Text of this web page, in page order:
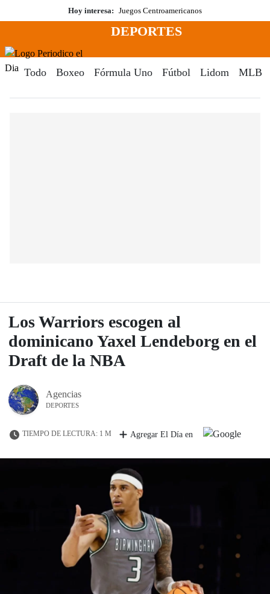
al
Hoy interesa: Juegos Centroamericanos
Menú
DEPORTES
Todo Boxeo Fórmula Uno Fútbol Lidom MLB
Los Warriors escogen al
dominicano Yaxel Lendeborg en el
Draft de la NBA
Agencias
DEPORTES
TIEMPO DE LECTURA: 1 M Agregar El Día en